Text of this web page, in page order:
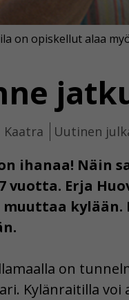
Kaatra Uutinen
ihanaa! Näin
vuotta. Erja
on opiskellut alaa
on
Kylänraitilla